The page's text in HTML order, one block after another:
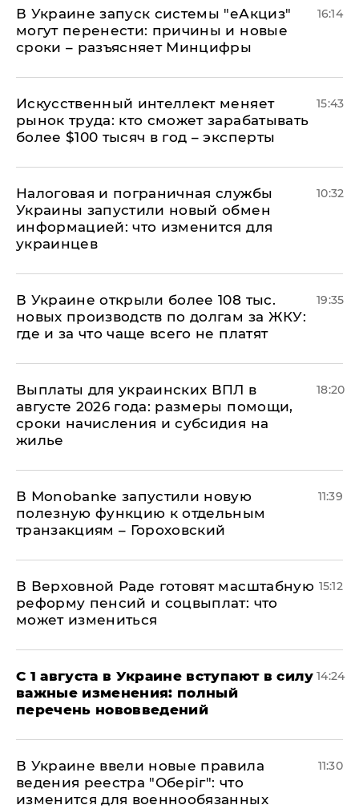
В Украине запуск системы "еАкциз"
могут перенести: причины и новые
сроки – разъясняет Минцифры
16:14
Искусственный интеллект меняет
рынок труда: кто сможет зарабатывать
более $100 тысяч в год – эксперты
15:43
Налоговая и пограничная службы
Украины запустили новый обмен
информацией: что изменится для
украинцев
10:32
В Украине открыли более 108 тыс.
новых производств по долгам за ЖКУ:
где и за что чаще всего не платят
19:35
Выплаты для украинских ВПЛ в
августе 2026 года: размеры помощи,
сроки начисления и субсидия на
жилье
18:20
В Мonobankе запустили новую
полезную функцию к отдельным
транзакциям – Гороховский
11:39
В Верховной Раде готовят масштабную
реформу пенсий и соцвыплат: что
может измениться
15:12
С 1 августа в Украине вступают в силу
важные изменения: полный
перечень нововведений
14:24
В Украине ввели новые правила
ведения реестра "Оберіг": что
изменится для военнообязанных
11:30